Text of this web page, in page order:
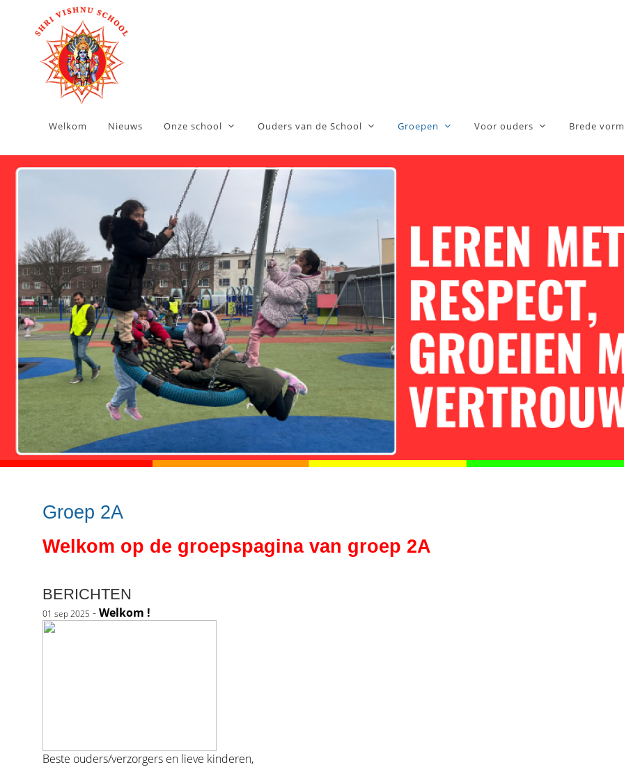
Welkom Nieuws Onze school Ouders van de School Groepen Voor ouders Brede
Groep 2A
Welkom op de groepspagina van groep 2A
BERICHTEN
01 sep 2025 -Welkom !
Beste ouders/verzorgers en lieve kinderen,